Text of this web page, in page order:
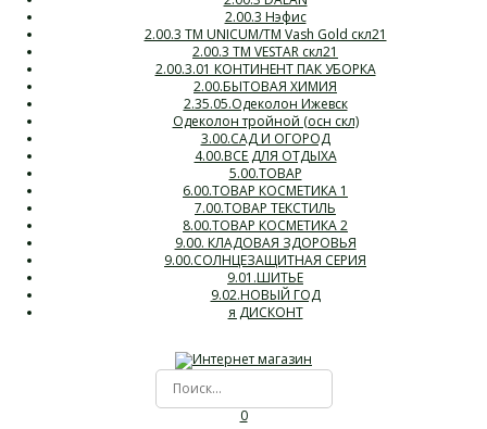
2.00.3 Нэфис
2.00.3 ТМ UNICUM/ТМ Vash Gold скл21
2.00.3 ТМ VESTAR скл21
2.00.3.01 КОНТИНЕНТ ПАК УБОРКА
2.00.БЫТОВАЯ ХИМИЯ
2.35.05.Одеколон Ижевск
Одеколон тройной (осн скл)
3.00.САД И ОГОРОД
4.00.ВСЕ ДЛЯ ОТДЫХА
5.00.ТОВАР
6.00.ТОВАР КОСМЕТИКА 1
7.00.ТОВАР ТЕКСТИЛЬ
8.00.ТОВАР КОСМЕТИКА 2
9.00. КЛАДОВАЯ ЗДОРОВЬЯ
9.00.СОЛНЦЕЗАЩИТНАЯ СЕРИЯ
9.01.ШИТЬЕ
9.02.НОВЫЙ ГОД
я ДИСКОНТ
0